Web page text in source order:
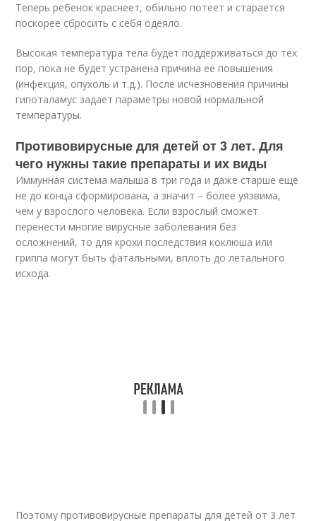
Теперь ребенок краснеет, обильно потеет и старается
поскорее сбросить с себя одеяло.
Высокая температура тела будет поддерживаться до тех
пор, пока не будет устранена причина ее повышения
(инфекция, опухоль и т.д.). После исчезновения причины
гипоталамус задает параметры новой нормальной
температуры.
Противовирусные для детей от 3 лет. Для
чего нужны такие препараты и их виды
Иммунная система малыша в три года и даже старше еще
не до конца сформирована, а значит – более уязвима,
чем у взрослого человека. Если взрослый сможет
перенести многие вирусные заболевания без
осложнений, то для крохи последствия коклюша или
гриппа могут быть фатальными, вплоть до летального
исхода.
Поэтому противовирусные препараты для детей от 3 лет